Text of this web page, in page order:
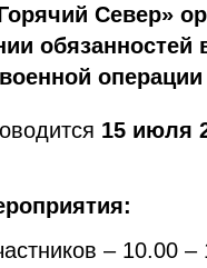
Север»
обязанностей
15 июля
– 10.00 –